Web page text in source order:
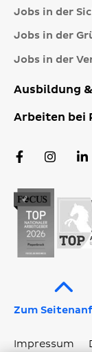
Jobs in der
Jobs in der
Jobs in der
Ausbildung
Arbeiten bei
Facebook
Zum
Impressum